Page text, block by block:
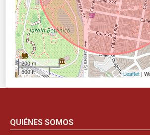
200 m
500 ft
Leaflet|
QUIÉNES SOMOS